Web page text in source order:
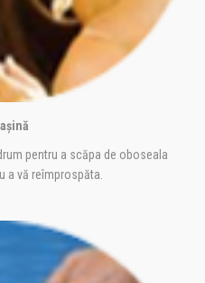
pentru a scăpa de oboseala
a vă reîmprospăta.